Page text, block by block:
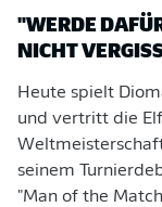
"WERDE
NICHT
Heute spielt
und vertritt die
seinem
"Man of the